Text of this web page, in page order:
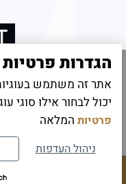
© 2026 כל הזכויות שמורות לאמיר שטיינהרץ
קידום
הגדרות פרטיות
אתר זה משתמש
יכול לבחור אילו סוגי
פרטיות המלאה
ניהול העדפות